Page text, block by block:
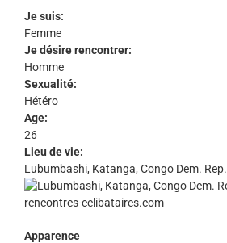
Je suis:
Femme
Je désire rencontrer:
Homme
Sexualité:
Hétéro
Age:
26
Lieu de vie:
Lubumbashi, Katanga, Congo Dem. Rep.
Apparence